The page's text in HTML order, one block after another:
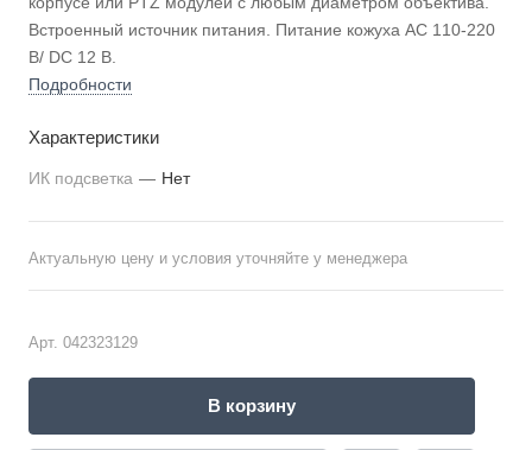
Встроенный источник питания. Питание кожуха AC 110-220
В/ DC 12 В.
Подробности
Характеристики
ИК подсветка — Нет
Актуальную цену и условия уточняйте у менеджера
Арт. 042323129
В корзину